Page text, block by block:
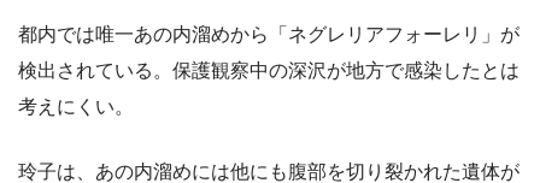
都内では唯一あの内溜めから「ネグレリアフォーレリ」が
検出されている。保護観察中の深沢が地方で感染したとは
考えにくい。
玲子は、あの内溜めには他にも腹部を切り裂かれた遺体が